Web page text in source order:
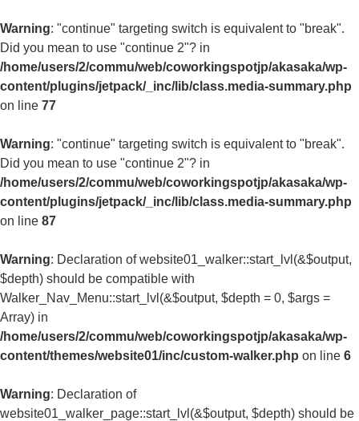
Warning: "continue" targeting switch is equivalent to "break".
Did you mean to use "continue 2"? in
/home/users/2/commu/web/coworkingspotjp/akasaka/wp-
content/plugins/jetpack/_inc/lib/class.media-summary.php
on line 77
Warning: "continue" targeting switch is equivalent to "break".
Did you mean to use "continue 2"? in
/home/users/2/commu/web/coworkingspotjp/akasaka/wp-
content/plugins/jetpack/_inc/lib/class.media-summary.php
on line 87
Warning: Declaration of website01_walker::start_lvl(&$output,
$depth) should be compatible with
Walker_Nav_Menu::start_lvl(&$output, $depth = 0, $args =
Array) in
/home/users/2/commu/web/coworkingspotjp/akasaka/wp-
content/themes/website01/inc/custom-walker.php on line 6
Warning: Declaration of
website01_walker_page::start_lvl(&$output, $depth) should be